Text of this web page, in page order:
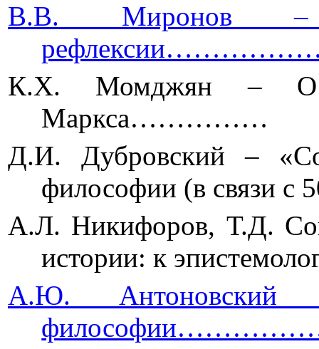
В.В. Миронов –
К.Х. Момджян –
Маркса……………
Д.И. Дубровский –
философии (в
А.Л. Никифоров, Т.Д.
истории: к
А.Ю. Антоновский